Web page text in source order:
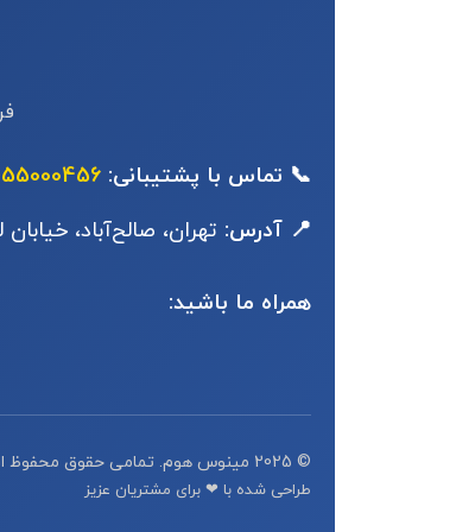
📞 تماس با پشتیبانی: 55000456-021
📍 آدرس: تهران، صالح‌آباد، خیابان
همراه ما باشید:
© 2025 مینوس هوم. تمامی حقوق محفوظ است.
طراحی شده با ❤ برای مشتریان عزیز